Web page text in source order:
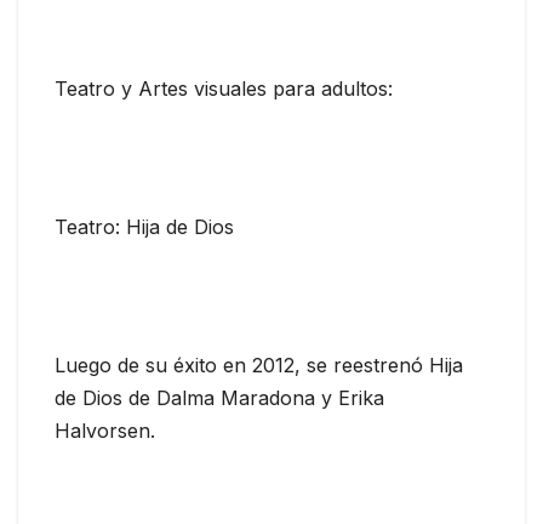
Teatro y Artes visuales para adultos:
Teatro: Hija de Dios
Luego de su éxito en 2012, se reestrenó Hija
de Dios de Dalma Maradona y Erika
Halvorsen.